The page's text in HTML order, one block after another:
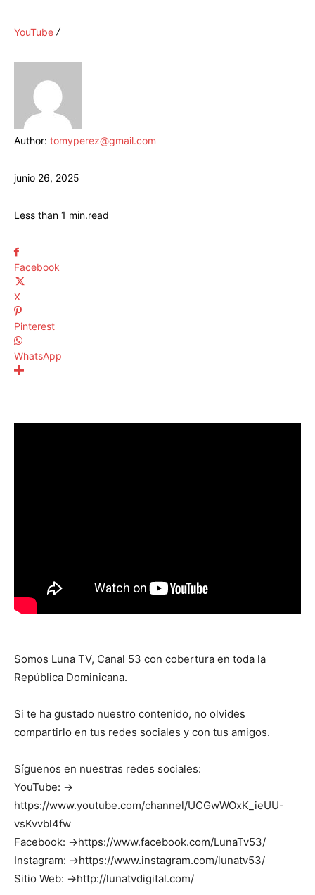
YouTube
Author: tomyperez@gmail.com
junio 26, 2025
Less than 1 min.read
Facebook
X
Pinterest
WhatsApp
Somos Luna TV, Canal 53 con cobertura en toda la
República Dominicana.
Si te ha gustado nuestro contenido, no olvides
compartirlo en tus redes sociales y con tus amigos.
Síguenos en nuestras redes sociales:
YouTube: →
https://www.youtube.com/channel/UCGwWOxK_ieUU-
vsKvvbl4fw
Facebook: →https://www.facebook.com/LunaTv53/
Instagram: →https://www.instagram.com/lunatv53/
Sitio Web: →http://lunatvdigital.com/